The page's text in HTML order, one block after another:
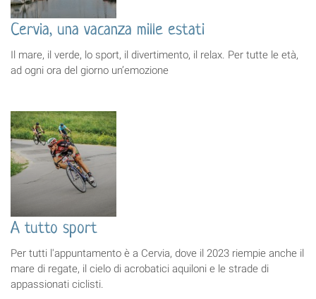
Cervia, una vacanza mille estati
Il mare, il verde, lo sport, il divertimento, il relax. Per tutte le età,
ad ogni ora del giorno un’emozione
A tutto sport
Per tutti l'appuntamento è a Cervia, dove il 2023 riempie anche il
mare di regate, il cielo di acrobatici aquiloni e le strade di
appassionati ciclisti.